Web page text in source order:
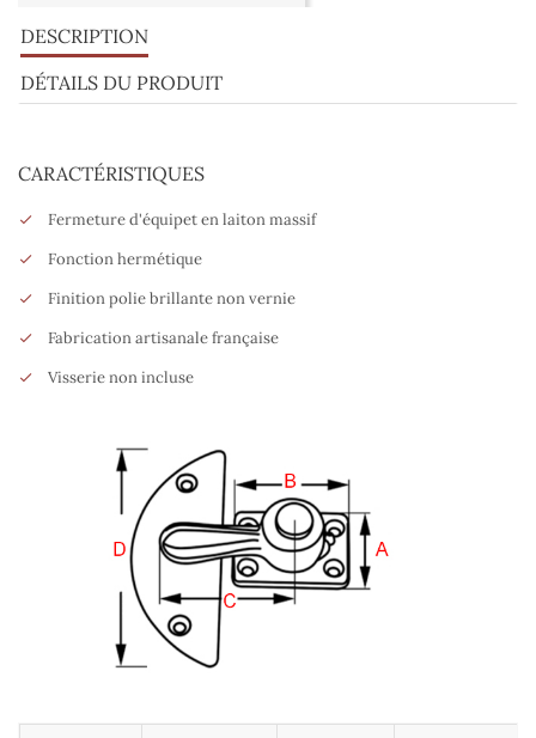
DESCRIPTION
DÉTAILS DU PRODUIT
CARACTÉRISTIQUES
Fermeture d'équipet en laiton massif
Fonction hermétique
Finition polie brillante non vernie
Fabrication artisanale française
Visserie non incluse